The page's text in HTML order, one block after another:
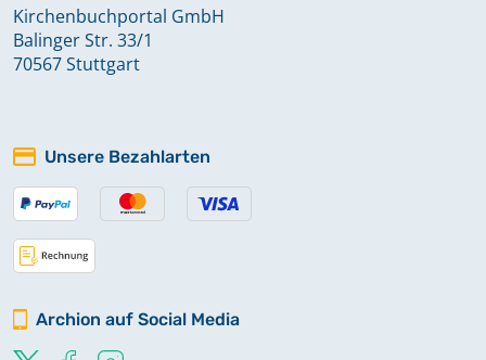
Kirchenbuchportal GmbH
Balinger Str. 33/1
70567 Stuttgart
Unsere Bezahlarten
Archion auf Social Media